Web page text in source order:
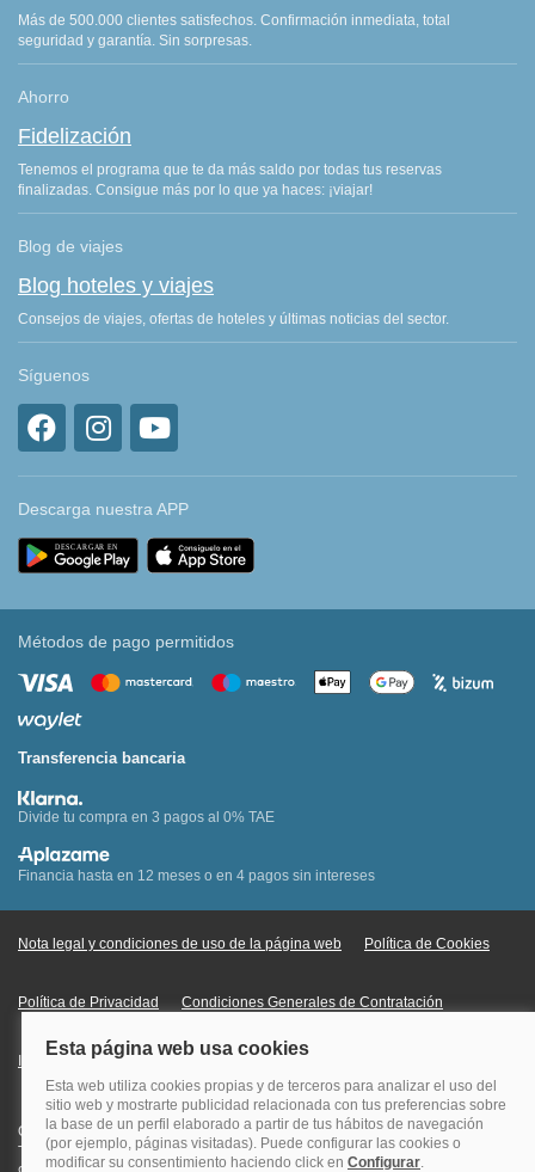
Más de 500.000 clientes satisfechos. Confirmación inmediata, total
seguridad y garantía. Sin sorpresas.
Ahorro
Fidelización
Tenemos el programa que te da más saldo por todas tus reservas
finalizadas. Consigue más por lo que ya haces: ¡viajar!
Blog de viajes
Blog hoteles y viajes
Consejos de viajes, ofertas de hoteles y últimas noticias del sector.
Síguenos
Descarga nuestra APP
Métodos de pago permitidos
Transferencia bancaria
Divide tu compra en 3 pagos al 0% TAE
Financia hasta en 12 meses o en 4 pagos sin intereses
Nota legal y condiciones de uso de la página web Política de Cookies
Política de Privacidad Condiciones Generales de Contratación
Información Legal sobre Mercados en Línea
Quehoteles.com - Especialistas en hoteles © Copyright Veturis Travel S.A.
Todos los derechos reservados. Autorización nº I-AV0000879.4 Tel: +34